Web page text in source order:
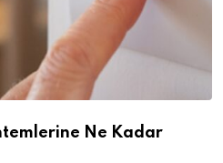
Ne Kadar